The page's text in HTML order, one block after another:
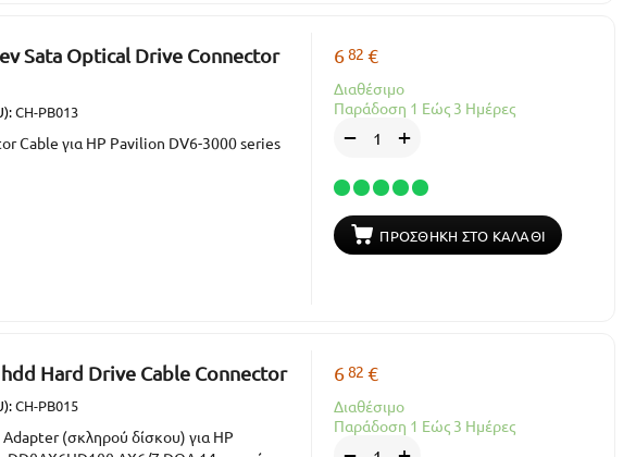
Sata Optical Drive Connector
CH-PB013
Cable για HP Pavilion DV6-3000 series
682 €
Διαθέσιμο
Παράδοση 1 Εώς 3 Ημέρες
+
−
ΠΡΟΣΘΉΚΗ ΣΤΟ ΚΑΛΆΘΙ
Hard Drive Cable Connector
CH-PB015
(σκληρού δίσκου) για HP
682 €
Διαθέσιμο
Παράδοση 1 Εώς 3 Ημέρες